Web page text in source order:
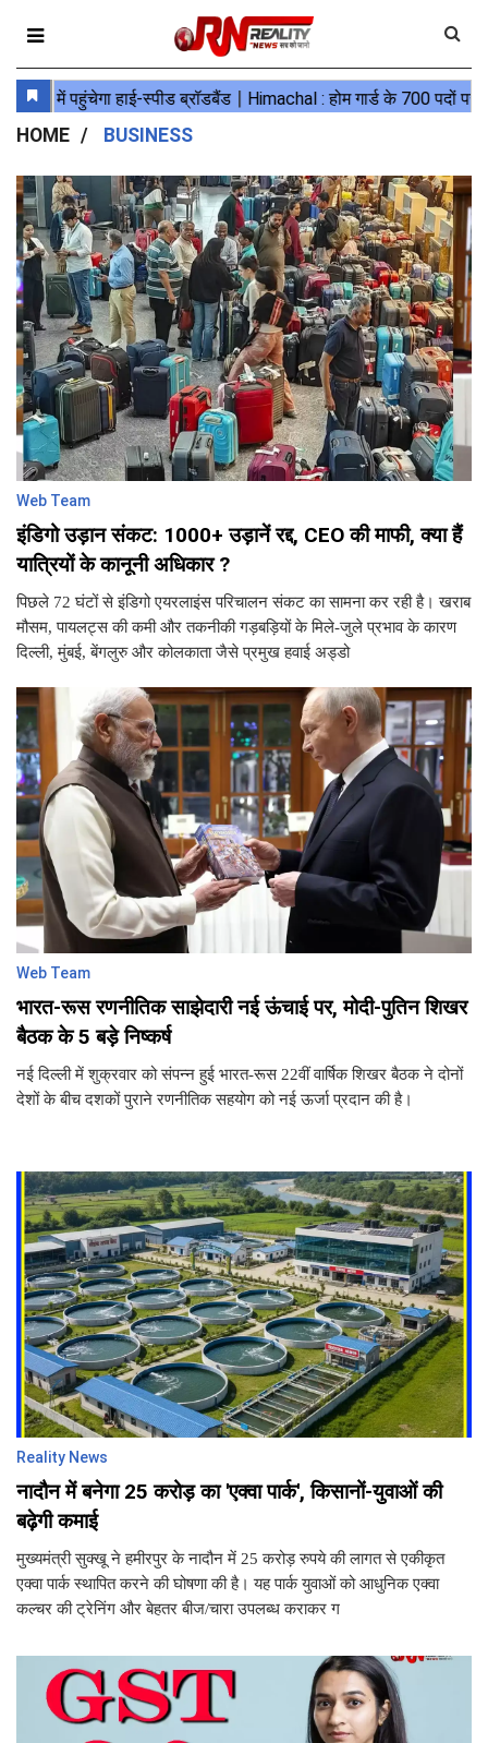
HOME BUSINESS
Web Team
इंडिगो उड़ान संकट: 1000+ उड़ानें रद्द, CEO की माफी, क्या हैं
यात्रियों के कानूनी अधिकार ?
पिछले 72 घंटों से इंडिगो एयरलाइंस परिचालन संकट का सामना कर रही है। खराब
मौसम, पायलट्स की कमी और तकनीकी गड़बड़ियों के मिले-जुले प्रभाव के कारण
दिल्ली, मुंबई, बेंगलुरु और कोलकाता जैसे प्रमुख हवाई अड्डो
Web Team
भारत-रूस रणनीतिक साझेदारी नई ऊंचाई पर, मोदी-पुतिन शिखर
बैठक के 5 बड़े निष्कर्ष
नई दिल्ली में शुक्रवार को संपन्न हुई भारत-रूस 22वीं वार्षिक शिखर बैठक ने दोनों
देशों के बीच दशकों पुराने रणनीतिक सहयोग को नई ऊर्जा प्रदान की है।
Reality News
नादौन में बनेगा 25 करोड़ का 'एक्वा पार्क', किसानों-युवाओं की
बढ़ेगी कमाई
मुख्यमंत्री सुक्खू ने हमीरपुर के नादौन में 25 करोड़ रुपये की लागत से एकीकृत
एक्वा पार्क स्थापित करने की घोषणा की है। यह पार्क युवाओं को आधुनिक एक्वा
कल्चर की ट्रेनिंग और बेहतर बीज/चारा उपलब्ध कराकर ग